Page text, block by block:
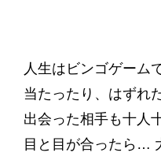
人生はビンゴゲーム
当たったり、はずれ
出会った相手も十人
目と目が合ったら…